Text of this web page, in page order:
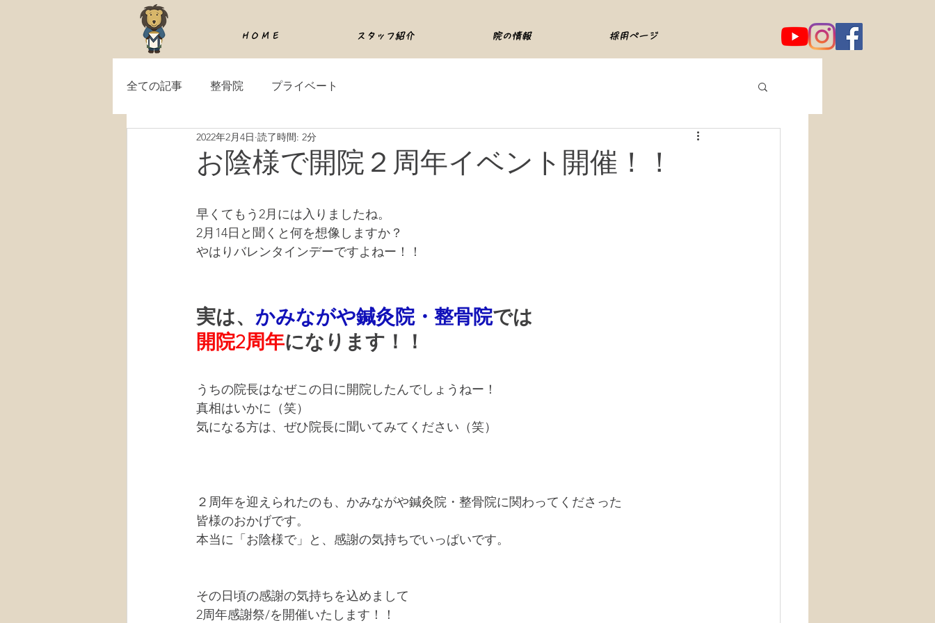
H O M E スタッフ紹介 院の情報 採用ページ
全ての記事 整骨院 プライベート
お陰様で開院２周年イベント開催！！
2022年2月4日 読了時間: 2分
早くてもう2月には入りましたね。
2月14日と聞くと何を想像しますか？
やはりバレンタインデーですよねー！！
実は、 かみながや鍼灸院・整骨院では
開院2周年になります！！
うちの院長はなぜこの日に開院したんでしょうねー！
真相はいかに（笑）
気になる方は、ぜひ院長に聞いてみてください（笑）
２周年を迎えられたのも、かみながや鍼灸院・整骨院に関わってくださった
皆様のおかげです。
本当に「お陰様で」と、感謝の気持ちでいっぱいです。
その日頃の感謝の気持ちを込めまして
2周年感謝祭/を開催いたします！！